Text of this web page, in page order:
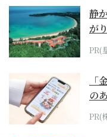
静
が
ホ
PR(
「
の
PR(